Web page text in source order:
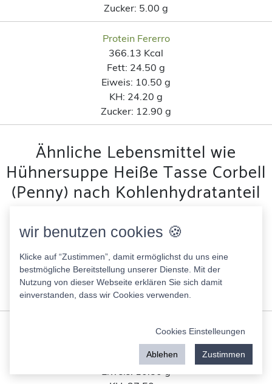
Zucker: 5.00 g
Protein Fererro
366.13 Kcal
Fett: 24.50 g
Eiweis: 10.50 g
KH: 24.20 g
Zucker: 12.90 g
Ähnliche Lebensmittel wie
Hühnersuppe Heiße Tasse Corbell
(Penny) nach Kohlenhydratanteil
Webers Fladenbrötchen mit Putenbrust ( MGH)
233.00 Kcal
Fett:3.10 g
Eiweis:10.50 g
KH:39.10 g
Zucker:1.00 g
Pfannen-Knobi-Brot, fitgemixt
220.50 Kcal
4.00 g
wir benutzen cookies 🍪
Klicke auf “Zustimmen”, damit ermöglichst du uns eine
bestmögliche Bereitstellung unserer Dienste. Mit der
Nutzung von dieser Webseite erklären Sie sich damit
einverstanden, dass wir Cookies verwenden.
Cookies Einstelleungen
Ablehen Zustimmen